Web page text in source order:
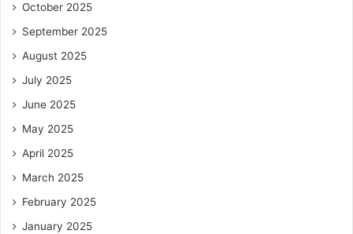
October 2025
September 2025
August 2025
July 2025
June 2025
May 2025
April 2025
March 2025
February 2025
January 2025